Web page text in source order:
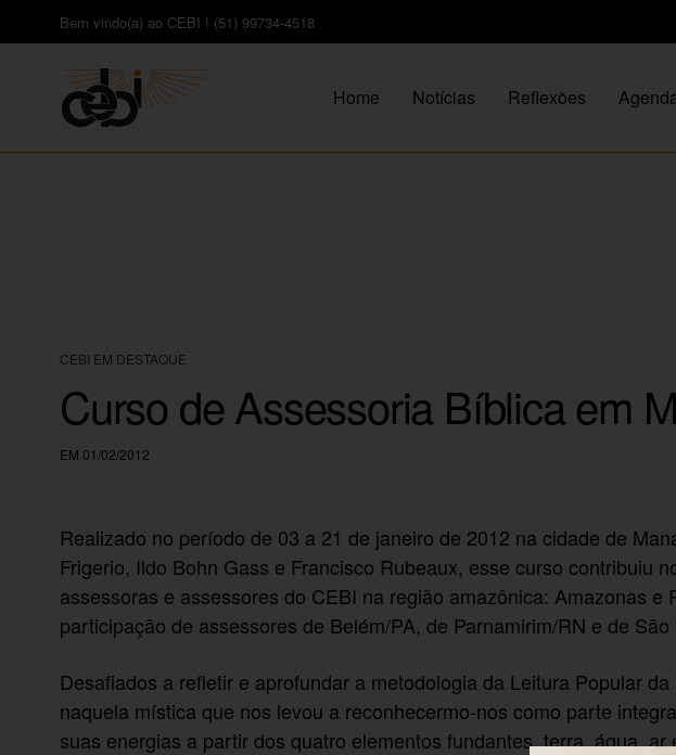
Bem vindo(a) ao CEBI ! (51) 99734-4518
Home Notícias Reflexões
CEBI EM DESTAQUE
Curso de Assessoria Bíblica em
EM 01/02/2012
Realizado no período de 03 a 21 de janeiro de 2012 na cidade de
Frigerio, Ildo Bohn Gass e Francisco Rubeaux, esse curso contribuiu
assessoras e assessores do CEBI na região amazônica: Amazonas e
participação de assessores de Belém/PA, de Parnamirim/RN e de São
Desafiados a refletir e aprofundar a metodologia da Leitura Popular
naquela mística que nos levou a reconhecermo-nos como parte
suas energias a partir dos quatro elementos fundantes, terra, água,